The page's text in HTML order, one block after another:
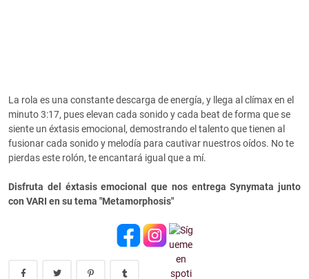
La rola es una constante descarga de energía, y llega al clímax en el
minuto 3:17, pues elevan cada sonido y cada beat de forma que se
siente un éxtasis emocional, demostrando el talento que tienen al
fusionar cada sonido y melodía para cautivar nuestros oídos. No te
pierdas este rolón, te encantará igual que a mí.
Disfruta del éxtasis emocional que nos entrega Synymata junto
con VARI en su tema "Metamorphosis"